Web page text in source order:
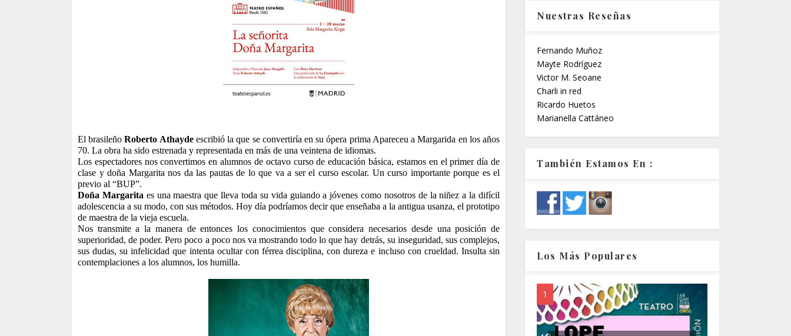
El brasileñoRoberto Athaydeescribió la que se convertiría en su ópera prima Apareceu a Margarida en los años
70. La obra ha sido estrenada y representada en más de una veintena de idiomas.
Los espectadores nos convertimos en alumnos de octavo curso de educación básica, estamos en el primer día de
clase y doña Margarita nos da las pautas de lo que va a ser el curso escolar. Un curso importante porque es el
previo al “BUP”.
Doña Margarita es una maestra que lleva toda su vida guiando a jóvenes como nosotros de la niñez a la difícil
adolescencia a su modo, con sus métodos. Hoy día podríamos decir que enseñaba a la antigua usanza, el prototipo
de maestra de la vieja escuela.
Nos transmite a la manera de entonces los conocimientos que considera necesarios desde una posición de
superioridad, de poder. Pero poco a poco nos va mostrando todo lo que hay detrás, su inseguridad, sus complejos,
sus dudas, su infelicidad que intenta ocultar con férrea disciplina, con dureza e incluso con crueldad. Insulta sin
contemplaciones a los alumnos, los humilla.
Nuestras Reseñas
Fernando Muñoz
Mayte Rodríguez
Victor M. Seoane
Charli in red
Ricardo Huetos
Marianella Cattáneo
También Estamos En :
Los Más Populares